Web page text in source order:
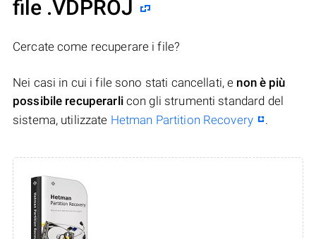
file .VDPROJ
Cercate come recuperare i file?
Nei casi in cui i file sono stati cancellati, e non è più
possibile recuperarlicon gli strumenti standard del
sistema, utilizzate Hetman Partition Recovery .